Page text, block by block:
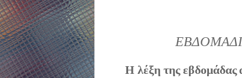
Η λέξη της εβδομάδας